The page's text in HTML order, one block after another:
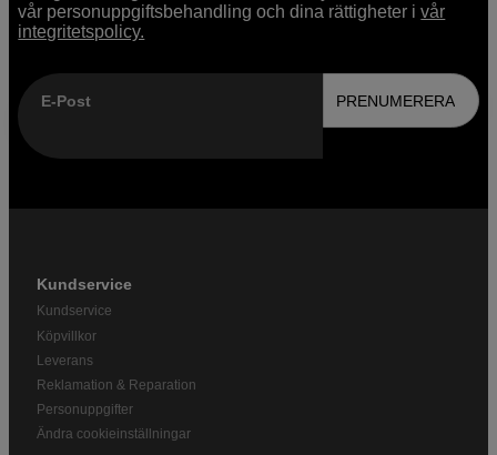
vår personuppgiftsbehandling och dina rättigheter ivår
integritetspolicy.
E-Post PRENUMERERA
Kundservice
Kundservice
Köpvillkor
Leverans
Reklamation & Reparation
Personuppgifter
Ändra cookieinställningar